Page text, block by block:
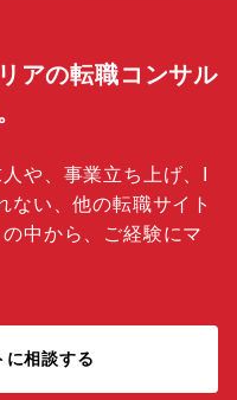
アの転職コンサル
や、事業立ち上げ、I
ない、他の転職サイト
の中から、ご経験にマ
に相談する